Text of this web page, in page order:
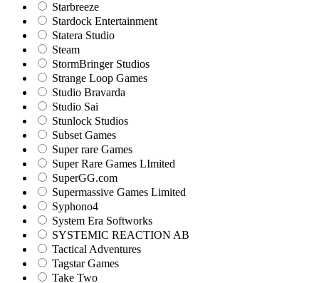
Starbreeze
Stardock Entertainment
Statera Studio
Steam
StormBringer Studios
Strange Loop Games
Studio Bravarda
Studio Sai
Stunlock Studios
Subset Games
Super rare Games
Super Rare Games LImited
SuperGG.com
Supermassive Games Limited
Syphono4
System Era Softworks
SYSTEMIC REACTION AB
Tactical Adventures
Tagstar Games
Take Two